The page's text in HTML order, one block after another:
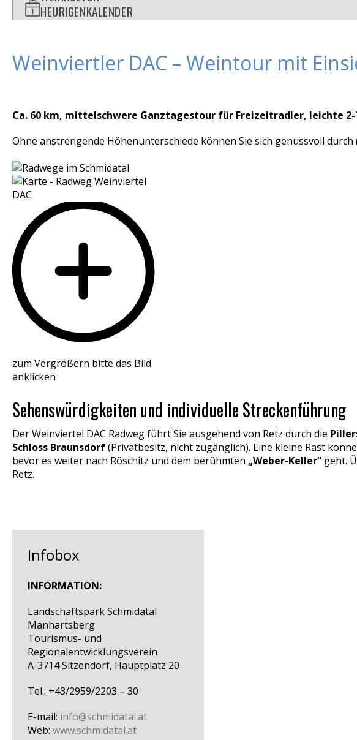
HEURIGENKALENDER
Weinviertler DAC – Weintour mit
Ca. 60 km, mittelschwere Ganztagestour für Freizeitradler, leichte
Ohne anstrengende Höhenunterschiede können Sie sich genussvoll durch
zum Vergrößern bitte das Bild
anklicken
Sehenswürdigkeiten und individuelle Streckenführung
Der Weinviertel DAC Radweg führt Sie ausgehend von Retz durch die
Schloss Braunsdorf(Privatbesitz, nicht zugänglich). Eine kleine Rast
bevor es weiter nach Röschitz und dem berühmten „Weber-Keller“ geht.
Retz.
Infobox
INFORMATION:
Landschaftspark Schmidatal
Manhartsberg
Tourismus- und
Regionalentwicklungsverein
A-3714 Sitzendorf, Hauptplatz 20
Tel.: +43/2959/2203 – 30
E-mail: info@schmidatal.at
Web: www.schmidatal.at